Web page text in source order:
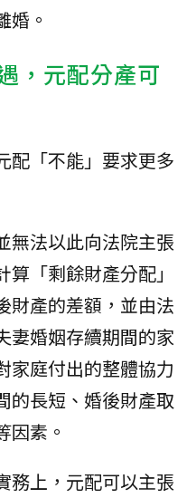
婚。
，元配分產可
配「不能」要求更多
無法以此向法院主張
「剩餘財產分配」
財產的差額，並由法
妻婚姻存續期間的家
家庭付出的整體協力
的長短、婚後財產取
因素。
務上，元配可以主張